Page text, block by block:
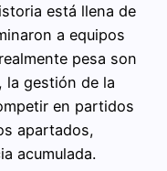
está llena de
a equipos
pesa son
la gestión de la
en partidos
apartados,
acumulada.